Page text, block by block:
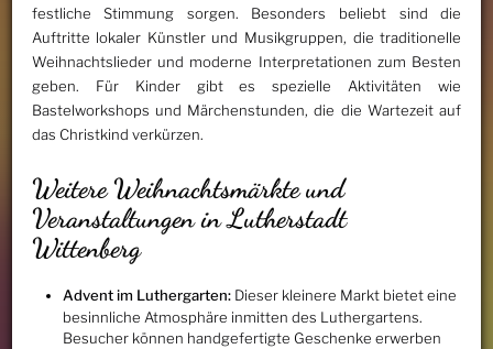
festliche Stimmung sorgen. Besonders beliebt sind die
Auftritte lokaler Künstler und Musikgruppen, die traditionelle
Weihnachtslieder und moderne Interpretationen zum Besten
geben. Für Kinder gibt es spezielle Aktivitäten wie
Bastelworkshops und Märchenstunden, die die Wartezeit auf
das Christkind verkürzen.
Weitere Weihnachtsmärkte und
Veranstaltungen in Lutherstadt
Wittenberg
Advent im Luthergarten:Dieser kleinere Markt bietet eine
besinnliche Atmosphäre inmitten des Luthergartens.
Besucher können handgefertigte Geschenke erwerben